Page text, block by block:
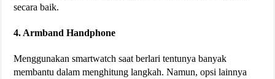
secara baik.
4. Armband Handphone
Menggunakan smartwatch saat berlari tentunya banyak
membantu dalam menghitung langkah. Namun, opsi lainnya